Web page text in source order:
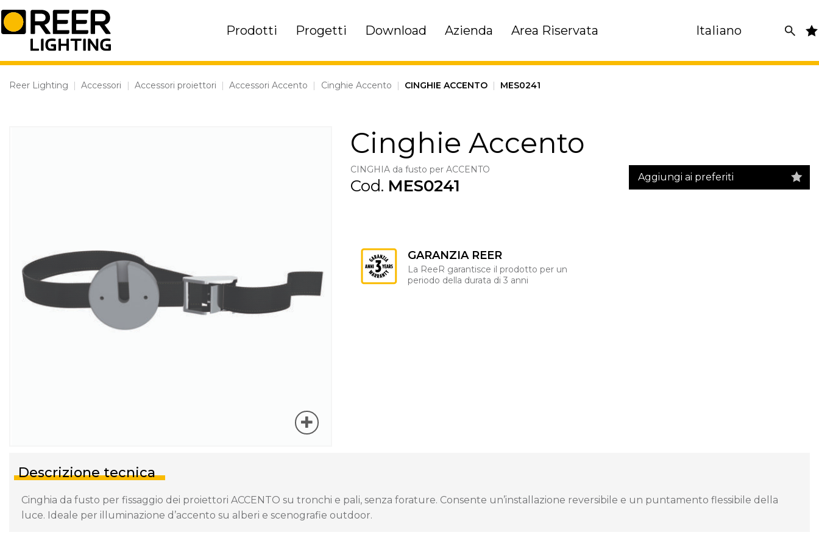
Skip
to
content
Prodotti Progetti Download Azienda Area Riservata Italiano
Reer Lighting | Accessori | Accessori proiettori | Accessori Accento | Cinghie Accento | CINGHIE ACCENTO | MES0241
Cinghie Accento
CINGHIA da fusto per ACCENTO
Cod. MES0241 Aggiungi ai preferiti
GARANZIA REER
La ReeR garantisce il prodotto per un
periodo della durata di 3 anni
Descrizione tecnica
Cinghia da fusto per fissaggio dei proiettori ACCENTO su tronchi e pali, senza forature. Consente un’installazione reversibile e un puntamento flessibile della
luce. Ideale per illuminazione d’accento su alberi e scenografie outdoor.